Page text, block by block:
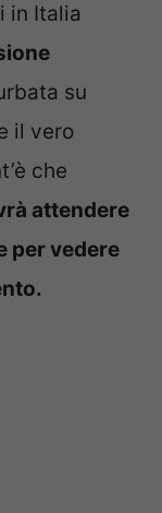
in Italia
su
il vero
che
attendere
per vedere